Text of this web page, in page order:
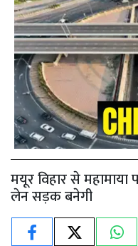
मयूर विहार से
लेन सड़क बनेगी